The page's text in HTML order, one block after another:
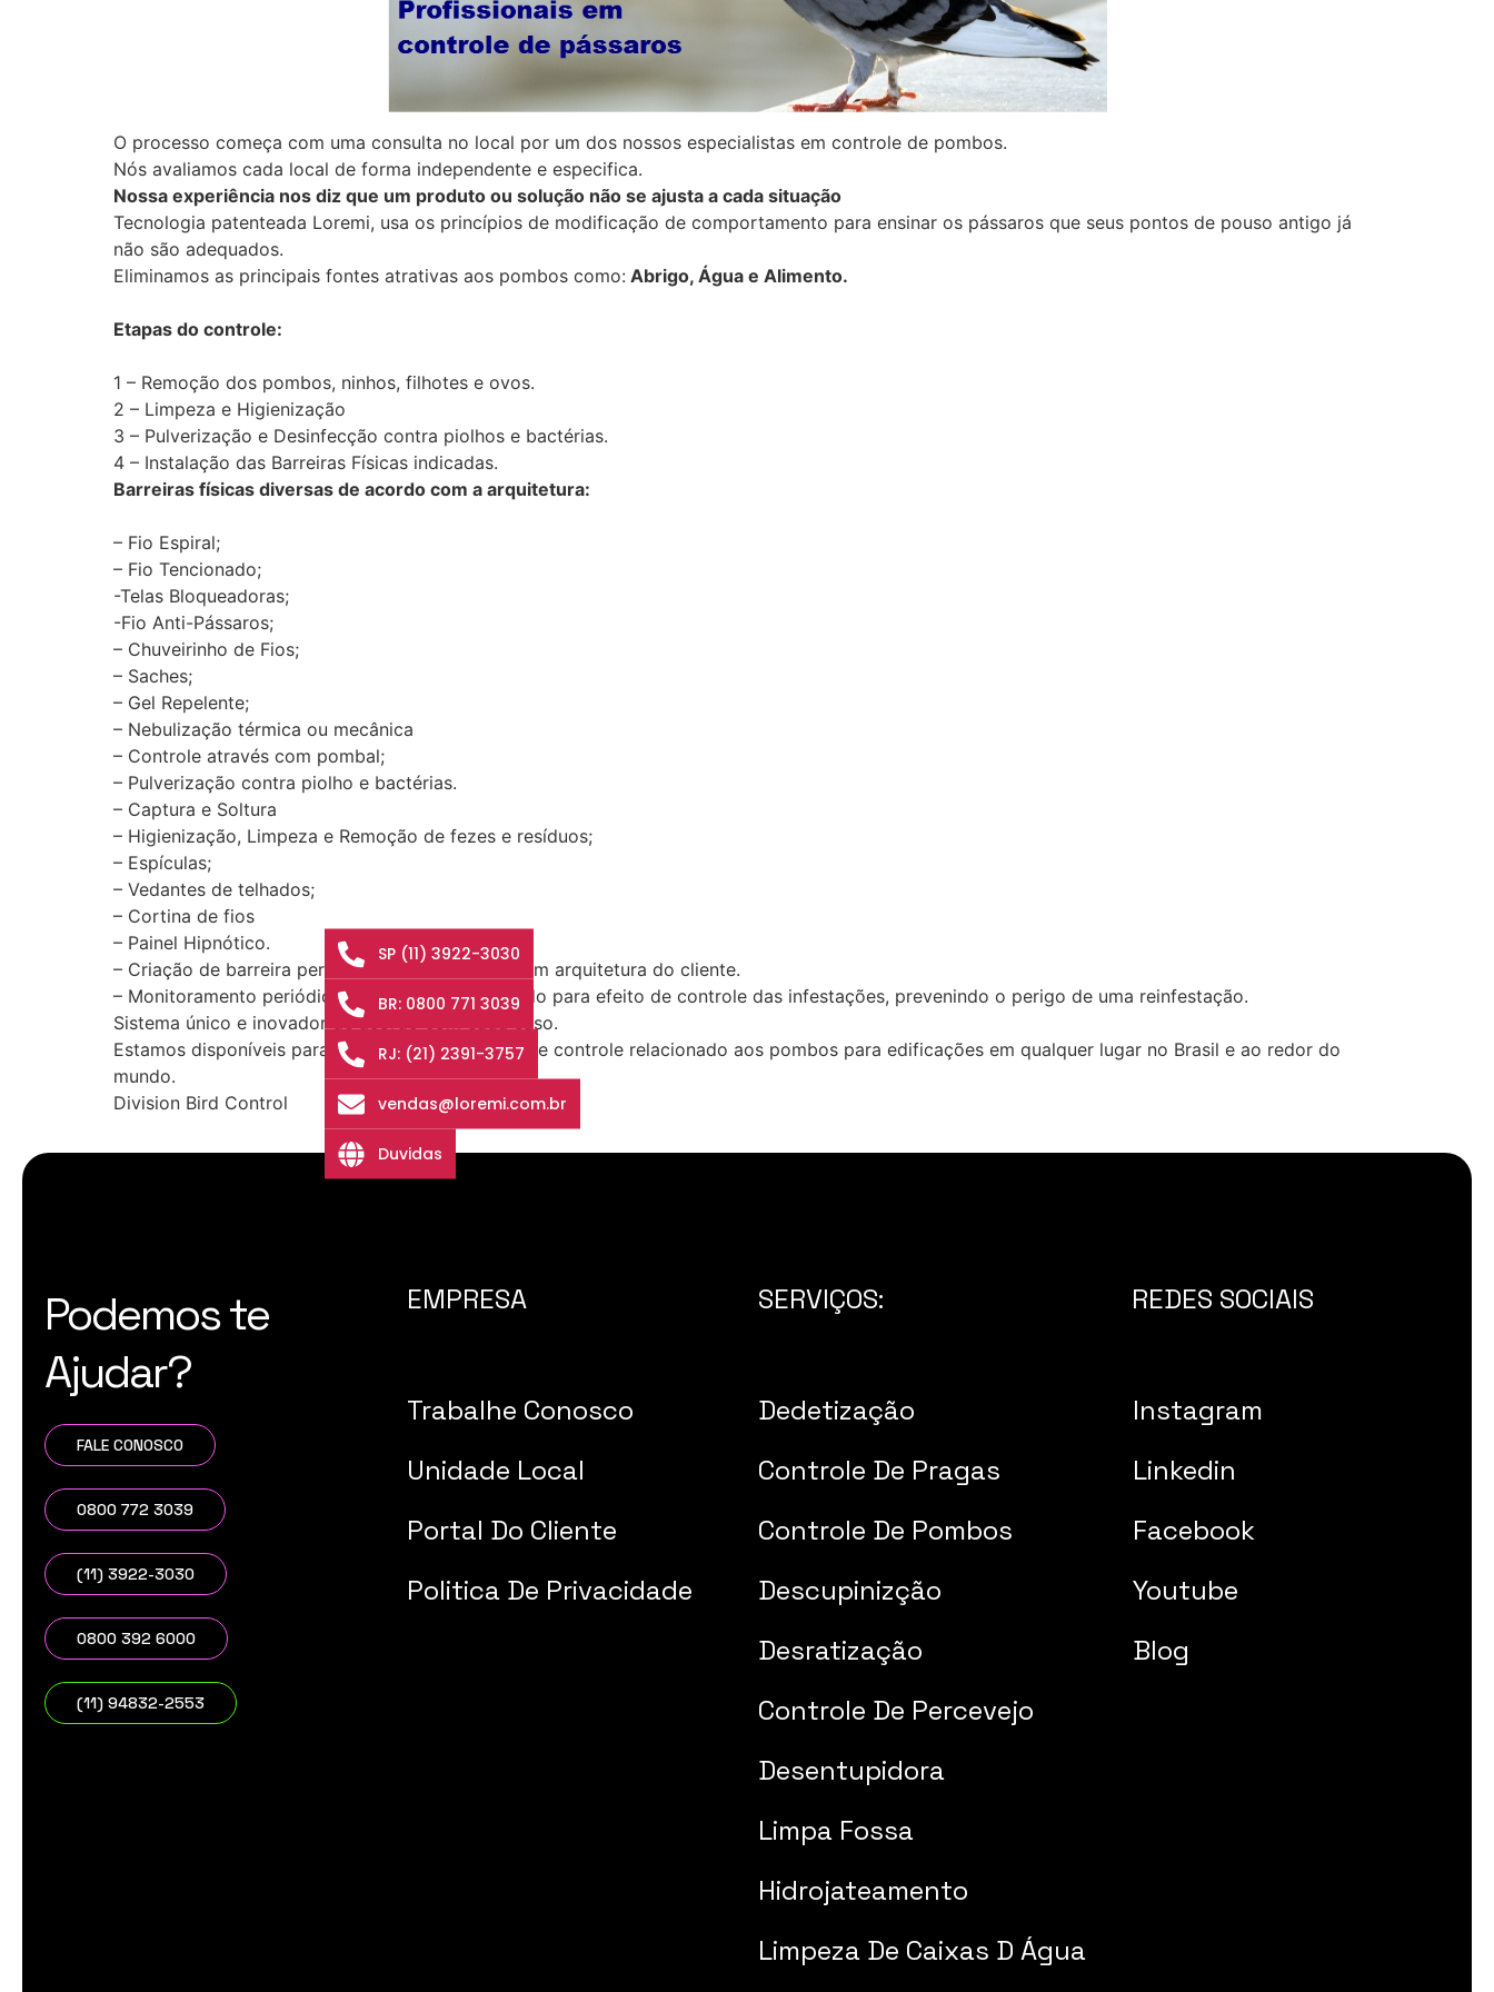
O processo começa com uma consulta no local por um dos nossos especialistas em controle de pombos.
Nós avaliamos cada local de forma independente e especifica.
Nossa experiência nos diz que um produto ou solução não se ajusta a cada situação
Tecnologia patenteada Loremi, usa os princípios de modificação de comportamento para ensinar os pássaros que seus pontos de pouso antigo já
não são adequados.
Eliminamos as principais fontes atrativas aos pombos como: Abrigo, Água e Alimento.
Etapas do controle:
1 – Remoção dos pombos, ninhos, filhotes e ovos.
2 – Limpeza e Higienização
3 – Pulverização e Desinfecção contra piolhos e bactérias.
4 – Instalação das Barreiras Físicas indicadas.
Barreiras físicas diversas de acordo com a arquitetura:
– Fio Espiral;
– Fio Tencionado;
-Telas Bloqueadoras;
-Fio Anti-Pássaros;
– Chuveirinho de Fios;
– Saches;
– Gel Repelente;
– Nebulização térmica ou mecânica
– Controle através com pombal;
– Pulverização contra piolho e bactérias.
– Captura e Soltura
– Higienização, Limpeza e Remoção de fezes e resíduos;
– Espículas;
– Vedantes de telhados;
– Cortina de fios
– Painel Hipnótico.
– Criação de barreira personalizada de acordo com arquitetura do cliente.
– Monitoramento periódico (anual) do local tratado para efeito de controle das infestações, prevenindo o perigo de uma reinfestação.
Sistema único e inovador de acordo com cada caso.
Estamos disponíveis para apresentar programas de controle relacionado aos pombos para edificações em qualquer lugar no Brasil e ao redor do
mundo.
Division Bird Control
Podemos te
Ajudar?
FALE CONOSCO
0800 772 3039
(11) 3922-3030
0800 392 6000
(11) 94832-2553
EMPRESA
Trabalhe Conosco
Unidade Local
Portal Do Cliente
Politica De Privacidade
SERVIÇOS:
Dedetização
Controle De Pragas
Controle De Pombos
Descupinizção
Desratização
Controle De Percevejo
Desentupidora
Limpa Fossa
Hidrojateamento
Limpeza De Caixas D Água
REDES SOCIAIS
Instagram
Linkedin
Facebook
Youtube
Blog
SP (11) 3922-3030
BR: 0800 771 3039
RJ: (21) 2391-3757
vendas@loremi.com.br
Duvidas